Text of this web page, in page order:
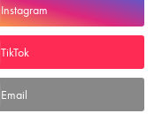
Instagram
TikTok
Email